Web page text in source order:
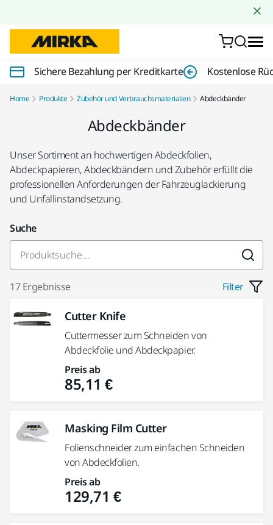
Sichere Bezahlung per Kreditkarte Kostenlose
Home Produkte Zubehör und Verbrauchsmaterialien Abdeckbänder
Abdeckbänder
Unser Sortiment an hochwertigen Abdeckfolien,
Abdeckpapieren, Abdeckbändern und Zubehör erfüllt die
professionellen Anforderungen der Fahrzeuglackierung
und Unfallinstandsetzung.
Suche
17 Ergebnisse Filter
Cutter Knife
Cuttermesser zum Schneiden von
Abdeckfolie und Abdeckpapier.
Preis ab
85,11 €
Masking Film Cutter
Folienschneider zum einfachen Schneiden
von Abdeckfolien.
Preis ab
129,71 €